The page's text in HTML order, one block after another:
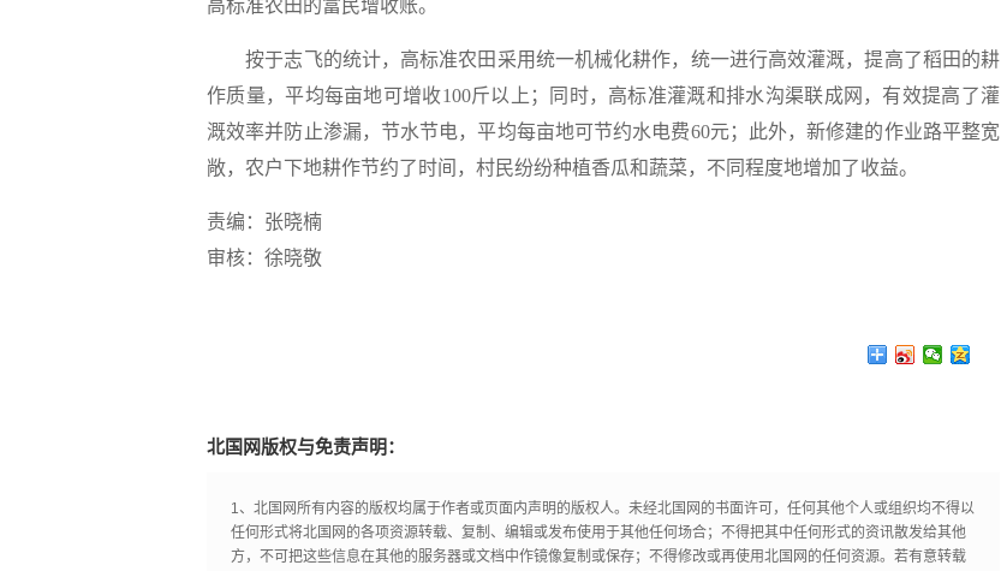
高标准农田的富民增收账。
按于志飞的统计，高标准农田采用统一机械化耕作，统一进行高效灌溉，提高了稻田的耕
作质量，平均每亩地可增收100斤以上；同时，高标准灌溉和排水沟渠联成网，有效提高了灌
溉效率并防止渗漏，节水节电，平均每亩地可节约水电费60元；此外，新修建的作业路平整宽
敞，农户下地耕作节约了时间，村民纷纷种植香瓜和蔬菜，不同程度地增加了收益。
责编：张晓楠
审核：徐晓敬
北国网版权与免责声明：
1、北国网所有内容的版权均属于作者或页面内声明的版权人。未经北国网的书面许可，任何其他个人或组织均不得以
任何形式将北国网的各项资源转载、复制、编辑或发布使用于其他任何场合；不得把其中任何形式的资讯散发给其他
方，不可把这些信息在其他的服务器或文档中作镜像复制或保存；不得修改或再使用北国网的任何资源。若有意转载